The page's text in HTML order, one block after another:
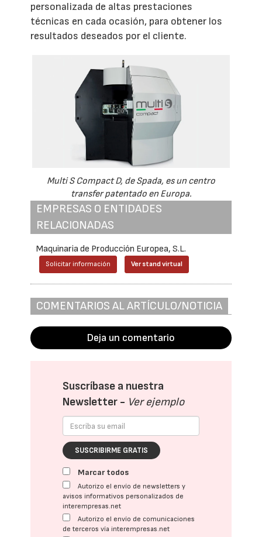
personalizada de altas prestaciones
técnicas en cada ocasión, para obtener los
resultados deseados por el cliente.
Multi S Compact D, de Spada, es un centro
transfer patentado en Europa.
EMPRESAS O ENTIDADES
RELACIONADAS
Maquinaria de Producción Europea, S.L.
Solicitar información Ver stand virtual
COMENTARIOS AL ARTÍCULO/NOTICIA
Deja un comentario
Suscríbase a nuestra
Newsletter - Ver ejemplo
SUSCRIBIRME GRATIS
Marcar todos
Autorizo el envío de newsletters y
avisos informativos personalizados de
interempresas.net
Autorizo el envío de comunicaciones
de terceros vía interempresas.net